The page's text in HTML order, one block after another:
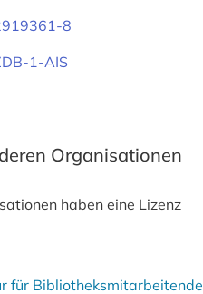
8
1-AIS
Organisationen
haben eine Lizenz
für